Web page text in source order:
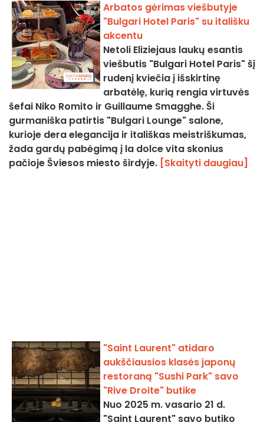
Arbatos gėrimas viešbutyje
"Bulgari Hotel Paris" su itališku
akcentu
Netoli Eliziejaus laukų esantis
viešbutis "Bulgari Hotel Paris" šį
rudenį kviečia į išskirtinę
arbatėlę, kurią rengia virtuvės
šefai Niko Romito ir Guillaume Smagghe. Ši
gurmaniška patirtis "Bulgari Lounge" salone,
kurioje dera elegancija ir itališkas meistriškumas,
žada gardų pabėgimą į la dolce vita skonius
pačioje Šviesos miesto širdyje. [Skaityti daugiau]
"Saint Laurent" atidaro
aukščiausios klasės japonų
restoraną "Sushi Park" savo
"Rive Droite" butike
Nuo 2025 m. vasario 21 d.
"Saint Laurent" savo butiko